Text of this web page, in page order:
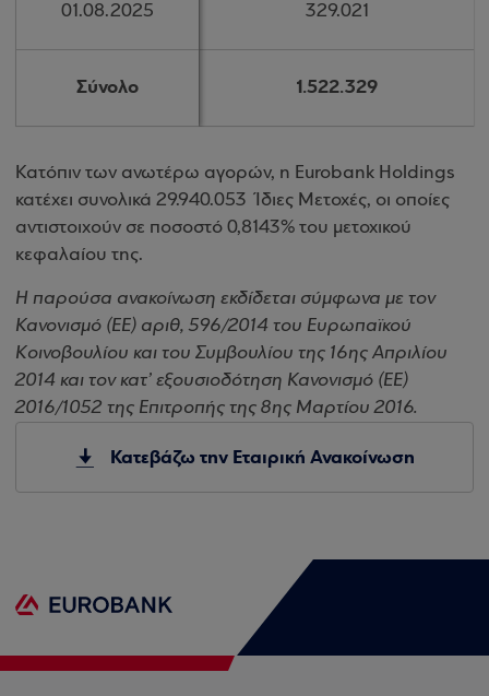
01.08.2025 329.021
Σύνολο 1.522.329
01.08.2025 329.021
Σύνολο 1.522.329
Κατόπιν των ανωτέρω αγορών, η Eurobank Holdings
κατέχει συνολικά 29.940.053 Ίδιες Μετοχές, οι οποίες
αντιστοιχούν σε ποσοστό 0,8143% του μετοχικού
κεφαλαίου της.
Η παρούσα ανακοίνωση εκδίδεται σύμφωνα με τον
Κανονισμό (ΕΕ) αριθ, 596/2014 του Ευρωπαϊκού
Κοινοβουλίου και του Συμβουλίου της 16ης Απριλίου
2014 και τον κατ’ εξουσιοδότηση Κανονισμό (ΕΕ)
2016/1052 της Επιτροπής της 8ης Μαρτίου 2016.
Κατεβάζω την Εταιρική Ανακοίνωση